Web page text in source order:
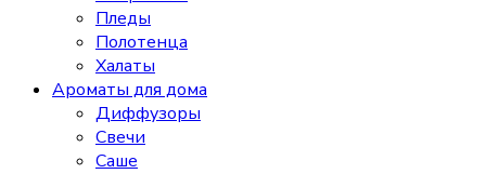
Пледы
Полотенца
Халаты
Ароматы для дома
Диффузоры
Свечи
Cаше